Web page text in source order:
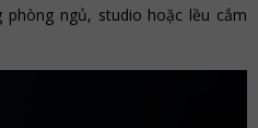
ngủ, studio hoặc lều cắm